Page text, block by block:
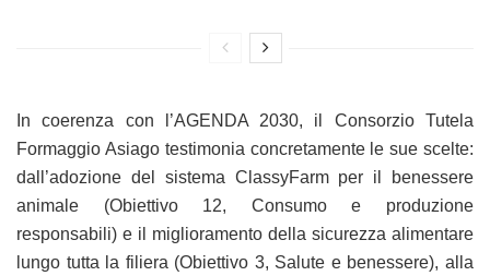
In coerenza con l’AGENDA 2030, il Consorzio Tutela
Formaggio Asiago testimonia concretamente le sue scelte:
dall’adozione del sistema ClassyFarm per il benessere
animale (Obiettivo 12, Consumo e produzione
responsabili) e il miglioramento della sicurezza alimentare
lungo tutta la filiera (Obiettivo 3, Salute e benessere), alla